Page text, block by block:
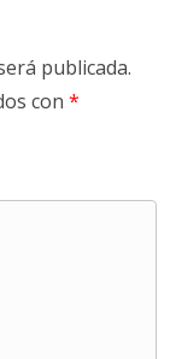
publicada.
con *